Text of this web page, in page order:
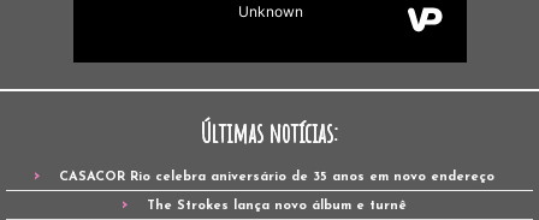
Últimas notícias:
CASACOR Rio celebra aniversário de 35 anos em novo endereço
The Strokes lança novo álbum e turnê